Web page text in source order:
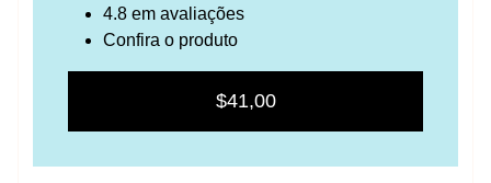
4.8 em avaliações
Confira o produto
$41,00